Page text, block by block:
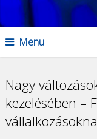
Menu
Nagy
kezelésében –